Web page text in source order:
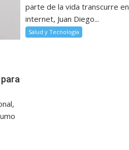
parte de la vida transcurre en
internet, Juan Diego...
Salud y Tecnología